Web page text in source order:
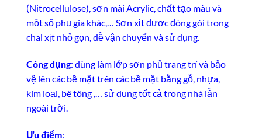
(Nitrocellulose), sơn mài Acrylic, chất tạo màu và
một số phụ gia khác,… Sơn xịt được đóng gói trong
chai xịt nhỏ gọn, dễ vận chuyển và sử dụng.
Công dụng: dùng làm lớp sơn phủ trang trí và bảo
vệ lên các bề mặt trên các bề mặt bằng gỗ, nhựa,
kim loại, bê tông ,… sử dụng tốt cả trong nhà lẫn
ngoài trời.
Ưu điểm: